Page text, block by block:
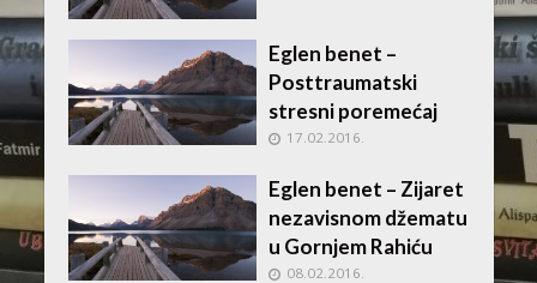
Eglen benet –
Posttraumatski
stresni poremećaj
17.02.2016.
Eglen benet – Zijaret
nezavisnom džematu
u Gornjem Rahiću
08.02.2016.